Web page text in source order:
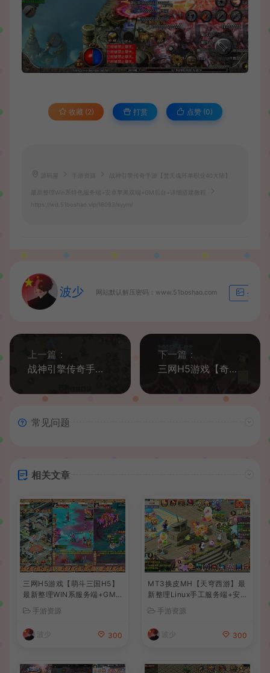
收藏 (2) 打赏 点赞 (0)
手游资源 战神引擎传奇手游【焚天魂环单职业40大陆】
最新整理Win系特色服务端+安卓苹果双端+GM后台+详细搭建教程
https://wd.51boshao.vip/18093/syym/
波少 网站默认解压密码：www.51boshao.com 生成海
上一篇：
战神引擎传奇手游【追忆传奇1.76赤月终极免授权】最新整理Win系复古服务端+安卓苹果双端+GM后台+详细搭建教程
下一篇：
三网H5游戏【奇迹H5之神谕大陆】最新整理Linux手工服务端+GM后台+详细搭建教程
常见问题
相关文章
三网H5游戏【萌斗三国H5】
最新整理WIN系服务端+GM
手游资源
波少 300
MT3换皮MH【天穹西游】最
新整理Linux手工服务端+安
建教程+全套源码+视频教程
手游资源
波少 300